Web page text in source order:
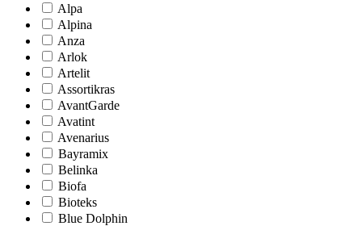
Alpa
Alpina
Anza
Arlok
Artelit
Assortikras
AvantGarde
Avatint
Avenarius
Bayramix
Belinka
Biofa
Bioteks
Blue Dolphin